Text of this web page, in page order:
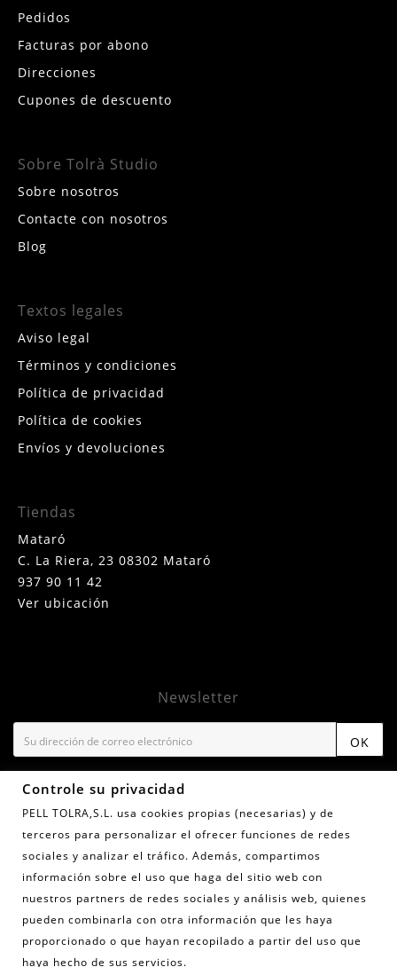
CHAQUETA MUJER STUHI
BEIG
117,95 € 196,00 €
Pedidos
Facturas por abono
Direcciones
Cupones de descuento
Sobre Tolrà Studio
Sobre nosotros
Contacte con nosotros
Blog
Textos legales
Aviso legal
Términos y condiciones
Política de privacidad
Política de cookies
Envíos y devoluciones
Tiendas
Mataró
C. La Riera, 23 08302 Mataró
937 90 11 42
Ver ubicación
Newsletter
OK
10% de descuento en tu primera compra! Al suscribirte
confirmas que has leído y aceptas la Política de Privacidad
y quieres recibir la newsletter de TolraStudio con
información de producto y lanzamientos exclusivos.
Controle su privacidad
© 2022 - Projecte Digital / Matarogroc
Controle su privacidad
PELL TOLRA,S.L. usa cookies propias (necesarias) y de
terceros para personalizar el ofrecer funciones de redes
sociales y analizar el tráfico. Además, compartimos
información sobre el uso que haga del sitio web con
nuestros partners de redes sociales y análisis web, quienes
pueden combinarla con otra información que les haya
proporcionado o que hayan recopilado a partir del uso que
haya hecho de sus servicios.